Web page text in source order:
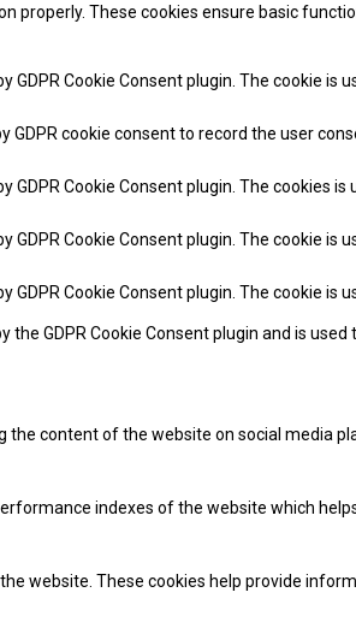
properly. These cookies ensure basic
GDPR Cookie Consent plugin. The cookie
GDPR cookie consent to record the user
GDPR Cookie Consent plugin. The cookies
GDPR Cookie Consent plugin. The cookie
GDPR Cookie Consent plugin. The cookie
the GDPR Cookie Consent plugin and is
content of the website on social media
indexes of the website which
website. These cookies help provide